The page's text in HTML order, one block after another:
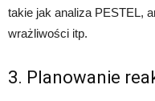
takie jak analiza PESTEL,
wrażliwości itp.
3. Planowanie